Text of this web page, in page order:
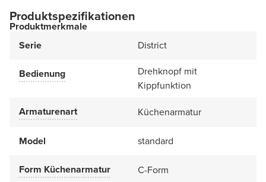
Produktspezifikationen
Produktmerkmale
Serie
District
Bedienung
Drehknopf mit
Kippfunktion
Armaturenart
Küchenarmatur
Model standard
Form Küchenarmatur C-Form